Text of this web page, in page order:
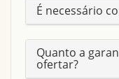
É necessário
Quanto a
ofertar?